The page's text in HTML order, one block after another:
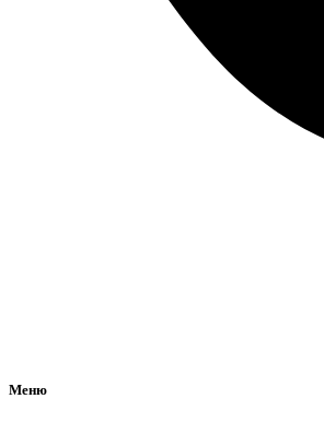
Меню